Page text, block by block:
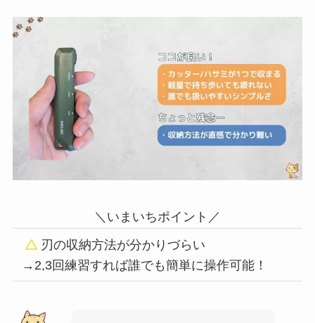
＼いまいちポイント／
刃の収納方法が分かりづらい
→2,3回練習すれば誰でも簡単に操作可能！